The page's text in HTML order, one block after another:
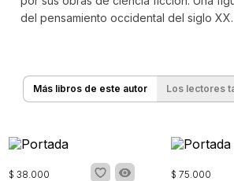
del pensamiento occidental del siglo XX.
Más libros de este autor Los lectores
$ 38.000 $ 75.000